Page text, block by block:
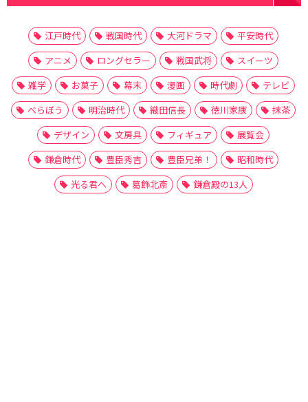
江戸時代 戦国時代 大河ドラマ
平安時代
アニメ
ロングセラー 戦国武将
スイーツ
雑学
お菓子 幕末 漫画 時代劇
テレビ
べらぼう
明治時代 織田信長 徳川家康
抹茶
デザイン
文房具 フィギュア
展覧会
鎌倉時代
豊臣秀吉 豊臣兄弟！
昭和時代
光る君へ
葛飾北斎 鎌倉殿の13人